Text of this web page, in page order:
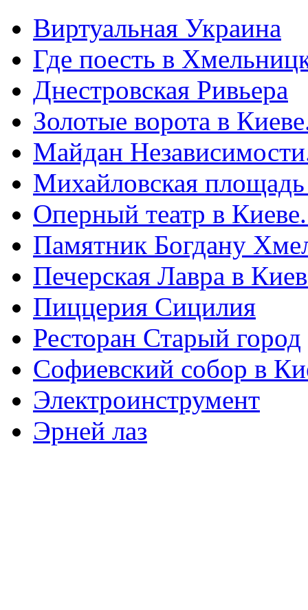
Виртуальная Украина
Где поесть в
Днестровская Ривьера
Золотые ворота в
Майдан
Михайловская
Оперный театр в
Памятник Богдану
Печерская Лавра в
Пиццерия Сицилия
Ресторан Старый город
Софиевский собор в
Электроинструмент
Эрней лаз